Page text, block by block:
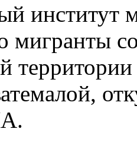
институт
мигранты